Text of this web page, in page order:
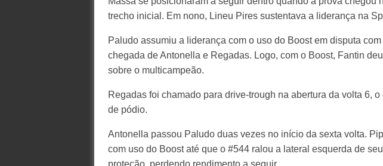
trecho inicial. Em nono, Lineu Pires sustentava a liderança na
Paludo assumiu a liderança com o uso do Boost em disputa
chegada de Antonella e Regadas. Logo, com o Boost, Fantin
sobre o multicampeão.
Regadas foi chamado para drive-trough na abertura da volta 6,
de pódio.
Antonella passou Paludo duas vezes no início da sexta volta.
com uso do Boost até que o #544 ralou a lateral esquerda de
proteção, perdendo rendimento a seguir.